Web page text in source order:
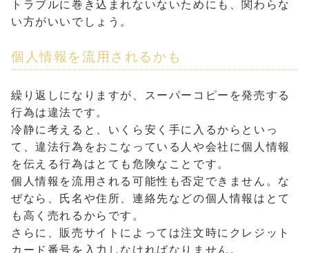
トラブルに巻き込まれないないためにも、関わらな
い方がいいでしょう。
個人情報を流用されるかも
繰り返しになりますが、スーパーコピーを発売する
行為は違法です。
冷静に考えると、いくら安く手に入るからといっ
て、違法行為をおこなっている人や会社に個人情報
を伝える行為はとても危険なことです。
個人情報を流用される可能性も否定できません。な
ぜなら、氏名や住所、連絡先などの個人情報はとて
も高く売れるからです。
さらに、販売サイトによっては注文時にクレジット
カード番号を入力しなければなりません。